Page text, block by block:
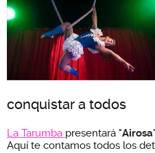
conquistar a todos
La Tarumba presentará "Airosa
Aquí te contamos todos los